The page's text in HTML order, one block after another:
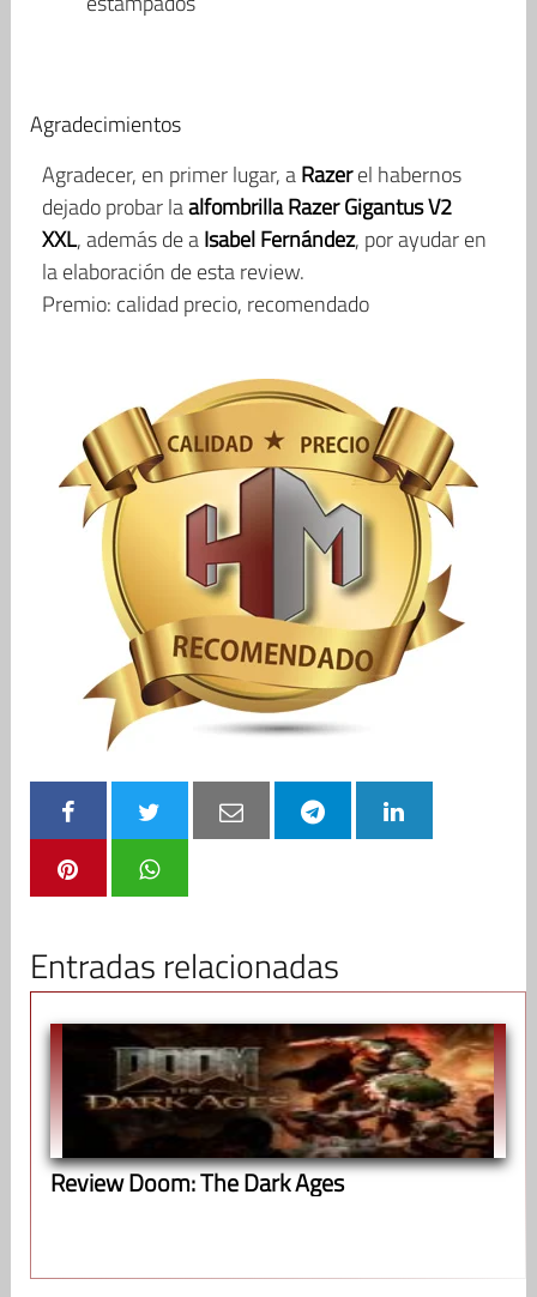
Agradecimientos
Agradecer, en primer lugar, aRazerel habernos
dejado probar laalfombrilla Razer Gigantus V2
XXL, además de aIsabel Fernández, por ayudar en
la elaboración de esta review.
Premio: calidad precio, recomendado
Entradas relacionadas
Review Doom: The Dark Ages